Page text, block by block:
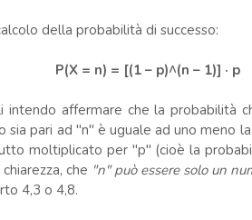
della probabilità di successo:
P(X = n) = [(1 – p)^(n – 1)] · p
intendo affermare che la probabilità
sia pari ad "n" è uguale ad uno meno
moltiplicato per "p" (cioè la
che "n" può essere solo un
4,3 o 4,8.